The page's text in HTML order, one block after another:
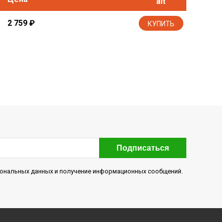
2 759 ₽ КУПИТЬ
Подписаться
данных и получение информационных сообщений.